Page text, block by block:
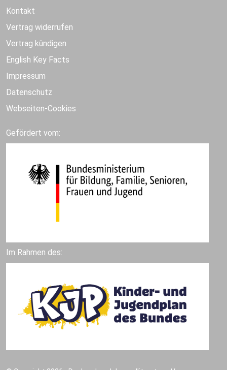
Kontakt
Vertrag widerrufen
Vertrag kündigen
English Key Facts
Impressum
Datenschutz
Webseiten-Cookies
Gefördert vom:
Im Rahmen des: